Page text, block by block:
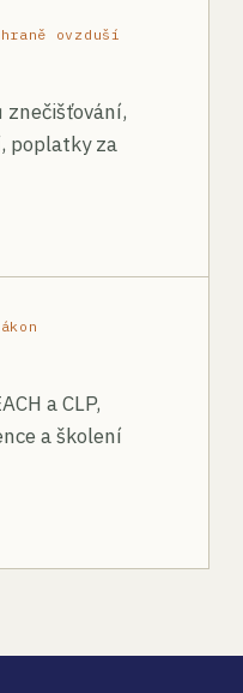
ovzduší
poplatky za
a CLP,
a školení